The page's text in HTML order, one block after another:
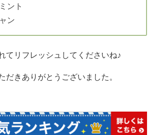
ント
ン
てリフレッシュしてくださいね♪
だきありがとうございました。